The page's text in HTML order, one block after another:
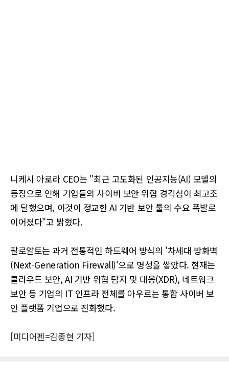
니케시 아로라 CEO는 "최근 고도화된 인공지능(AI) 모델의
등장으로 인해 기업들의 사이버 보안 위협 경각심이 최고조
에 달했으며, 이것이 정교한 AI 기반 보안 툴의 수요 폭발로
이어졌다"고 밝혔다.
팔로알토는 과거 전통적인 하드웨어 방식의 '차세대 방화벽
(Next-Generation Firewall)'으로 명성을 쌓았다. 현재는
클라우드 보안, AI 기반 위협 탐지 및 대응(XDR), 네트워크
보안 등 기업의 IT 인프라 전체를 아우르는 통합 사이버 보
안 플랫폼 기업으로 진화했다.
[미디어펜=김종현 기자]